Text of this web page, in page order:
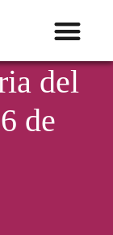
del
de